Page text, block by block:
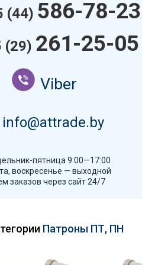
(44) 586-78-23
(29) 261-25-05
Viber
info@attrade.by
пятница 9:00—17:00
воскресенье — выходной
заказов через сайт 24/7
Патроны ПТ, ПН